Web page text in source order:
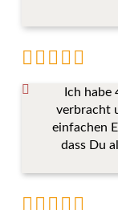
Ich habe
verbracht
einfachen
dass Du